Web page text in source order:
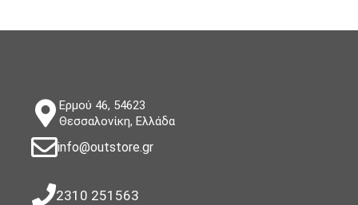
Ερμού 46, 54623
Θεσσαλονίκη, Ελλάδα
info@outstore.gr
2310 251563